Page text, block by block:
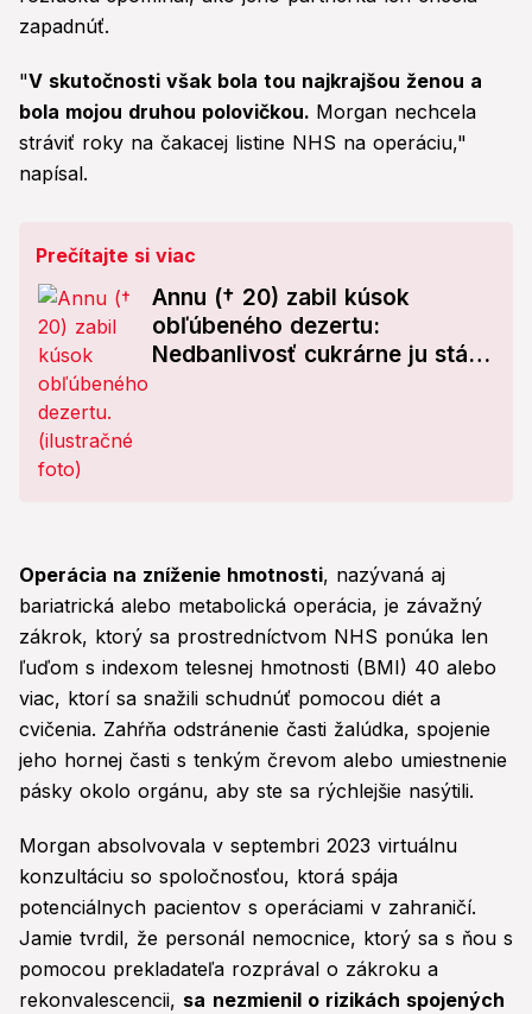
zapadnúť.
"V skutočnosti však bola tou najkrajšou ženou a
bola mojou druhou polovičkou. Morgan nechcela
stráviť roky na čakacej listine NHS na operáciu,"
napísal.
Prečítajte si viac
Annu († 20) zabil kúsok
obľúbeného dezertu:
Nedbanlivosť cukrárne ju stála
Operácia na zníženie hmotnosti, nazývaná aj
bariatrická alebo metabolická operácia, je závažný
zákrok, ktorý sa prostredníctvom NHS ponúka len
ľuďom s indexom telesnej hmotnosti (BMI) 40 alebo
viac, ktorí sa snažili schudnúť pomocou diét a
cvičenia. Zahŕňa odstránenie časti žalúdka, spojenie
jeho hornej časti s tenkým črevom alebo umiestnenie
pásky okolo orgánu, aby ste sa rýchlejšie nasýtili.
Morgan absolvovala v septembri 2023 virtuálnu
konzultáciu so spoločnosťou, ktorá spája
potenciálnych pacientov s operáciami v zahraničí.
Jamie tvrdil, že personál nemocnice, ktorý sa s ňou s
pomocou prekladateľa rozprával o zákroku a
rekonvalescencii, sa nezmienil o rizikách spojených